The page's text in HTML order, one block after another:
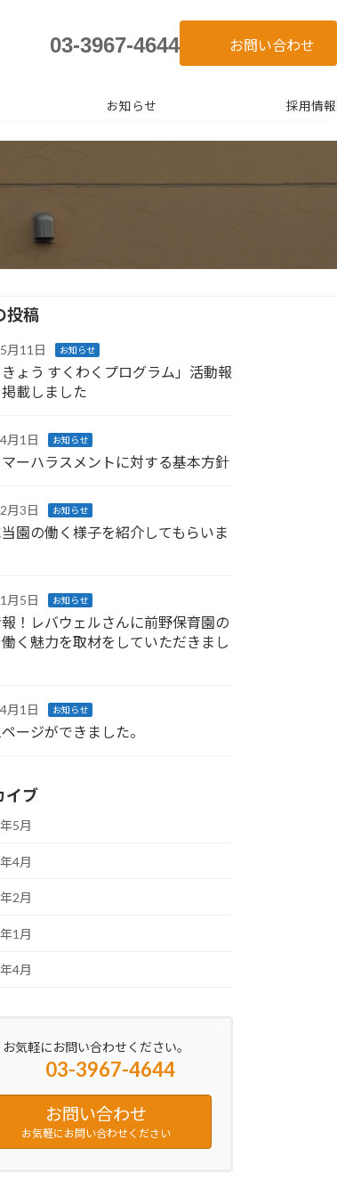
03-3967-4644 お問い合わせ
お知らせ 採用情報
投稿
月11日 お知らせ
きょう すくわくプログラム」活動報
載しました
月1日 お知らせ
ーハラスメントに対する基本方針
月3日 お知らせ
園の働く様子を紹介してもらいま
月5日 お知らせ
！レバウェルさんに前野保育園の
く魅力を取材をしていただきまし
月1日 お知らせ
ージができました。
イブ
5月
4月
2月
1月
4月
お気軽にお問い合わせください。
03-3967-4644
お問い合わせ
お気軽にお問い合わせください